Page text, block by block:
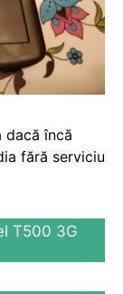
încă
fără serviciu
T500 3G